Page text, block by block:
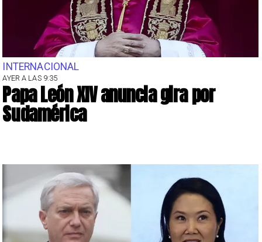
INTERNACIONAL
AYER A LAS 9:35
Papa León XIV anuncia gira por
Sudamérica